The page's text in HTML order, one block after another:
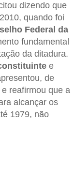
dizendo que
quando foi
Federal da
fundamental
da ditadura.
e
de
e reafirmou que a
alcançar os
1979, não